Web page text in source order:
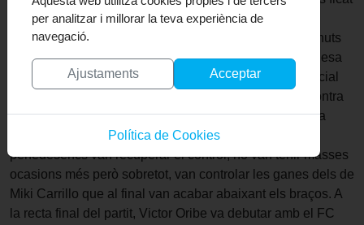
i pressionant la sortida de pilota dels d'Ivan Moreno.
Incòmodes i sense la clarividència dels primers 45 minuts
els penedesencs no patien en excés gràcies a la solidesa
defensiva que està mostrant l'equip en aquest tram inicial
de lliga. I quan més buscava el Castelldefels el gol, contra
de llibre del Vila, assistència màgica de David Acedo a
l'espai i gol de Jonatan Collado. Amb el 0 a 2 els
penedesencs van recuperar el control, no van tenir masses
ocasions més però sobretot, van controlar les ganes dels de
Miki Carrillo que al final van acabar abaixant els braços. A
la recta final del partit, Victor Oribe va debutar amb el FC
per analitzar i millorar la teva experiència de
navegació.
Ajustaments Acceptar
Política de Cookies